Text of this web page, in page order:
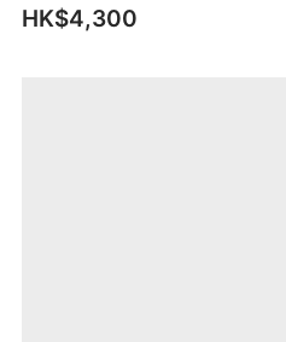
HK$4,300